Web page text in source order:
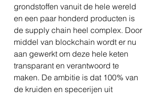
grondstoffen vanuit de hele wereld
en een paar honderd producten is
de supply chain heel complex. Door
middel van blockchain wordt er nu
aan gewerkt om deze hele keten
transparant en verantwoord te
maken. De ambitie is dat 100% van
de kruiden en specerijen uit